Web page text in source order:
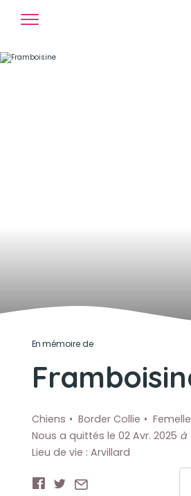
En mémoire de
Chiens Border Collie
Femelle
Nous a quittés le 02 Avr. 2025 à
Lieu de vie : Arvillard